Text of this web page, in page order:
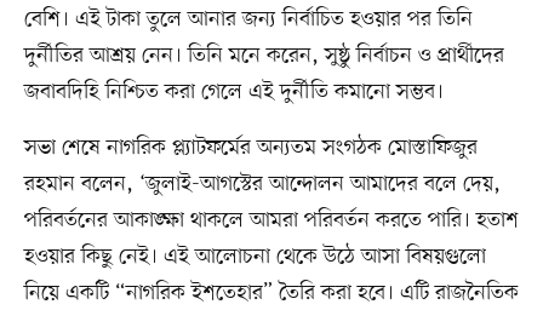
বেশি। এই টাকা তুলে আনার জন্য নির্বাচিত হওয়ার পর তিনি
দুর্নীতির আশ্রয় নেন। তিনি মনে করেন, সুষ্ঠু নির্বাচন ও প্রার্থীদের
জবাবদিহি নিশ্চিত করা গেলে এই দুর্নীতি কমানো সম্ভব।
সভা শেষে নাগরিক প্ল্যাটফর্মের অন্যতম সংগঠক মোস্তাফিজুর
রহমান বলেন, ‘জুলাই-আগস্টের আন্দোলন আমাদের বলে দেয়,
পরিবর্তনের আকাঙ্ক্ষা থাকলে আমরা পরিবর্তন করতে পারি। হতাশ
হওয়ার কিছু নেই। এই আলোচনা থেকে উঠে আসা বিষয়গুলো
নিয়ে একটি “নাগরিক ইশতেহার” তৈরি করা হবে। এটি রাজনৈতিক